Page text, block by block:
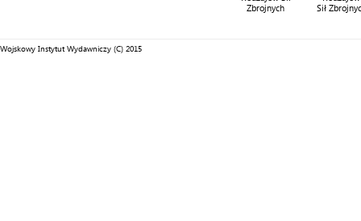
Zbrojnych
Sił
Wojskowy Instytut Wydawniczy (C) 2015